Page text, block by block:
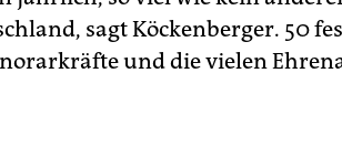
sagt Köckenberger. 50
und die vielen